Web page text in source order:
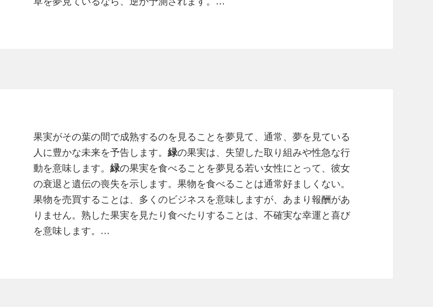
果実がその葉の間で成熟するのを見ることを夢見て、通常、夢を見ている
人に豊かな未来を予告します。緑の果実は、失望した取り組みや性急な行
動を意味します。緑の果実を食べることを夢見る若い女性にとって、彼女
の衰退と遺伝の喪失を示します。果物を食べることは通常好ましくない。
果物を売買することは、多くのビジネスを意味しますが、あまり報酬があ
りません。熟した果実を見たり食べたりすることは、不確実な幸運と喜び
を意味します。…